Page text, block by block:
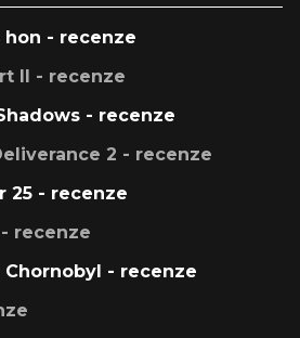
hon - recenze
II - recenze
- recenze
2 - recenze
25 - recenze
recenze
Chornobyl - recenze